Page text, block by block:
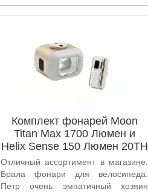
Комплект фонарей Moon
Titan Max 1700 Люмен и
Helix Sense 150 Люмен 20TH
Anniversary Edition
Отличный ассортимент в магазине.
Брала фонари для велосипеда.
Петр очень эмпатичный хозяин